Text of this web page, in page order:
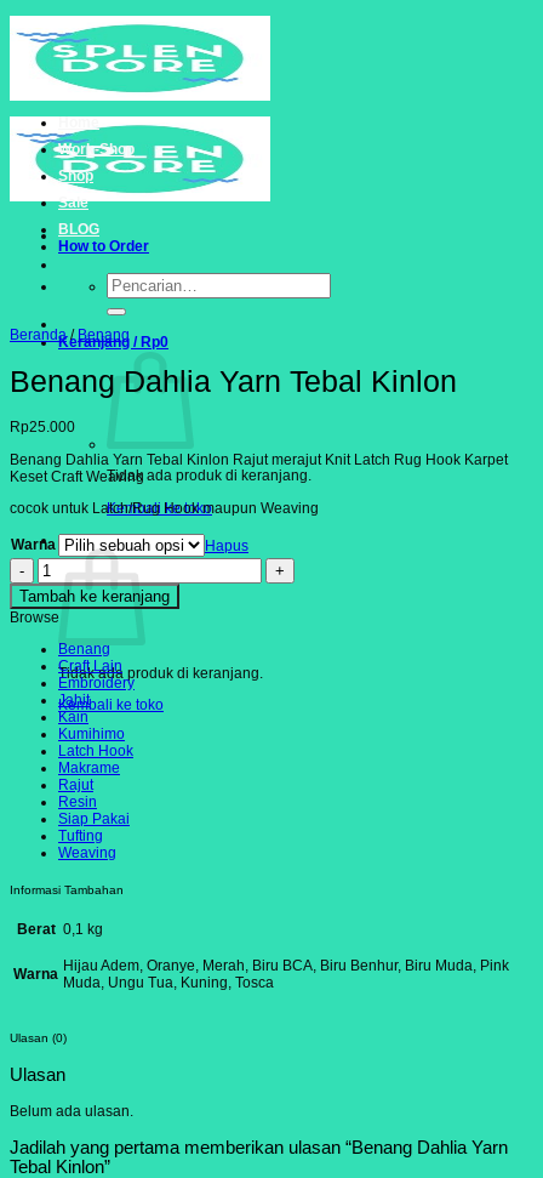
Skip
to
content
How to Order
Pencarian
untuk:
Keranjang / Rp0
Tidak ada produk di keranjang.
Kembali ke toko
Keranjang
Tidak ada produk di keranjang.
Kembali ke toko
Work-Shop
Shop
Sale
BLOG
Beranda / Benang
Benang Dahlia Yarn Tebal Kinlon
Rp25.000
Benang Dahlia Yarn Tebal Kinlon Rajut merajut Knit Latch Rug Hook Karpet
Keset Craft Weaving
cocok untuk Latch/Rug Hook maupun Weaving
Warna
Hapus
Kuantitas
Benang
Dahlia
Yarn
Kinlon
Tambah ke keranjang
Browse
Benang
Craft Lain
Embroidery
Jahit
Kain
Kumihimo
Latch Hook
Makrame
Rajut
Resin
Siap Pakai
Tufting
Weaving
Informasi Tambahan
Berat 0,1 kg
Warna Hijau Adem, Oranye, Merah, Biru BCA, Biru Benhur, Biru Muda, Pink
Muda, Ungu Tua, Kuning, Tosca
Ulasan (0)
Ulasan
Belum ada ulasan.
Jadilah yang pertama memberikan ulasan “Benang Dahlia Yarn
Tebal Kinlon”